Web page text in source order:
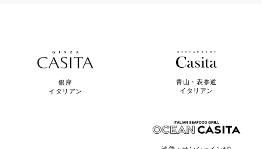
銀座
イタリアン
青山・表参道
イタリアン